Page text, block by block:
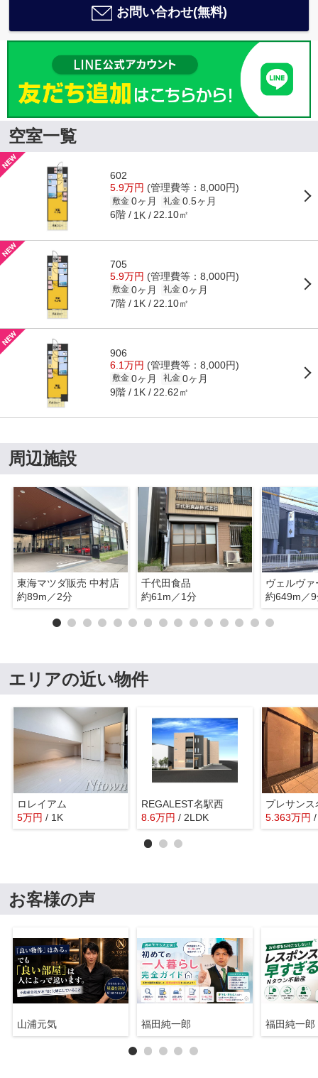
お問い合わせ(無料)
空室一覧
602
5.9万円 (管理費等：8,000円)
敷金 0ヶ月 礼金 0.5ヶ月
6階 1K 22.10㎡
705
5.9万円 (管理費等：8,000円)
敷金 0ヶ月 礼金 0ヶ月
7階 1K 22.10㎡
906
6.1万円 (管理費等：8,000円)
敷金 0ヶ月 礼金 0ヶ月
9階 1K 22.62㎡
周辺施設
東海マツダ販売 中村店
約89m／2分
千代田食品
約61m／1分
約649m／
エリアの近い物件
ロレイアム
5万円 / 1K
REGALEST名駅西
8.6万円 / 2LDK 5.363万円
お客様の声
山浦元気 福田純一郎 福田純一郎